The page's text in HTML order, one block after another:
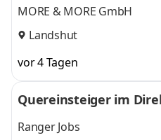
MORE & MORE GmbH
Landshut
vor 4 Tagen
Quereinsteiger im
Ranger Jobs